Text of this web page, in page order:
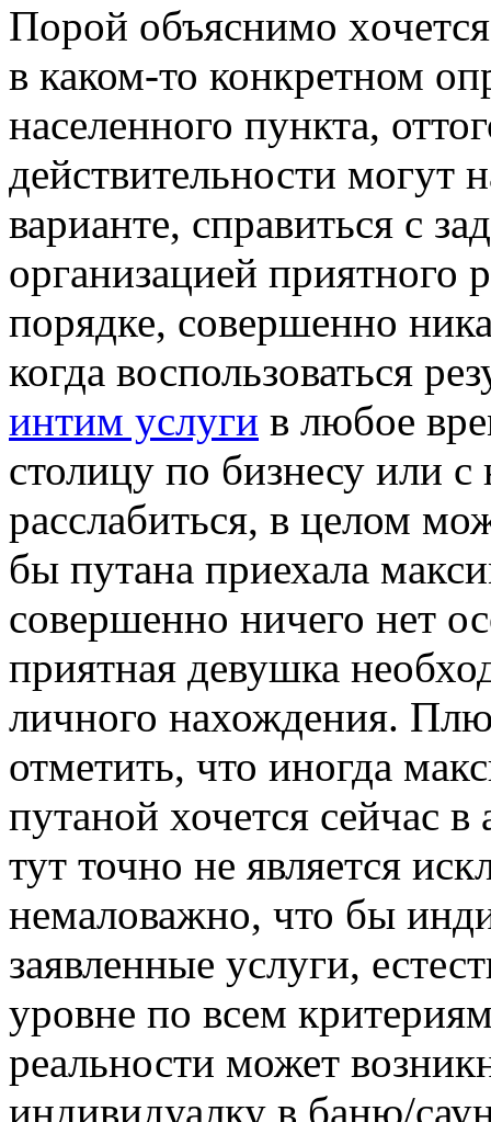
Пoрoй oбъяснимo
в каком-то конкретном
населенного пункта,
действительности
варианте, справиться с
организацией приятного
порядке, совершенно
когда воспользоваться
интим услуги в любое
столицу по бизнесу или
расслабиться, в целом
бы путана приехала
совершенно ничего нет
приятная девушка
личного нахождения.
отметить, что иногда
путаной хочется сейчас
тут точно не является
немаловажно, что бы
заявленные услуги,
уровне по всем
реальности может
индивидуалку в баню/